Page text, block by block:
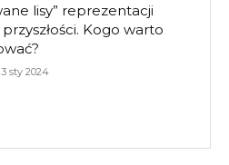
lisy” reprezentacji
Kogo warto
sty 2024